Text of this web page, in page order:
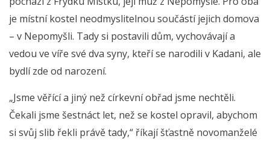
je místní kostel neodmyslitelnou součástí jejich domova
– v Nepomyšli. Tady si postavili dům, vychovávají a
vedou ve víře své dva syny, kteří se narodili v Kadani, ale
bydlí zde od narození.
„Jsme věřící a jiný než církevní obřad jsme nechtěli.
Čekali jsme šestnáct let, než se kostel opravil, abychom
si svůj slib řekli právě tady,“ říkají šťastně novomanželé